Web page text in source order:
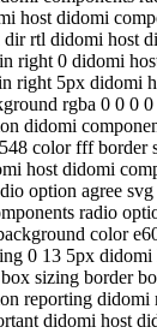
host didomi
rtl didomi host
right 0 didomi
right 5px didomi
rgba 0 0 0
didomi
color fff border
host didomi
option agree
radio
color
0 13 5px
sizing border
reporting didomi
didomi host